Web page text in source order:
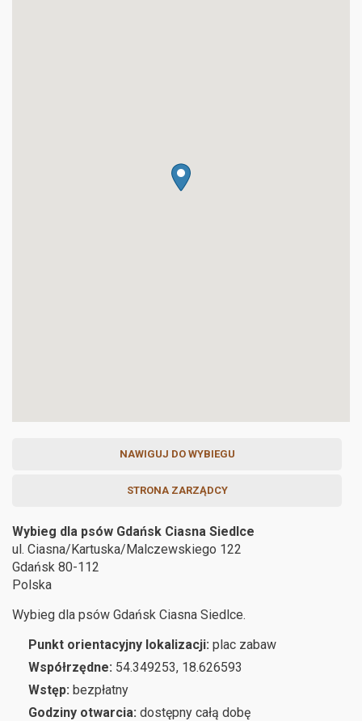
NAWIGUJ DO WYBIEGU
STRONA ZARZĄDCY
Wybieg dla psów Gdańsk Ciasna Siedlce
ul. Ciasna/Kartuska/Malczewskiego 122
Gdańsk 80-112
Polska
Wybieg dla psów Gdańsk Ciasna Siedlce.
Punkt orientacyjny lokalizacji: plac zabaw
Współrzędne: 54.349253, 18.626593
Wstęp: bezpłatny
Godziny otwarcia: dostępny całą dobę